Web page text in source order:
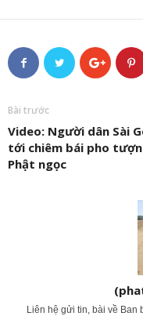
Bài trước
Video: Người dân Sài
tới chiêm bái pho
Phật ngọc
Liên hệ gửi tin, bài về Ban